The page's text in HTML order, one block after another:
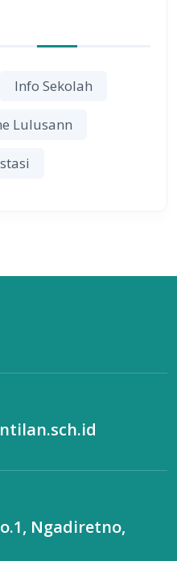
Info Sekolah
Lulusann
Ngadiretno,